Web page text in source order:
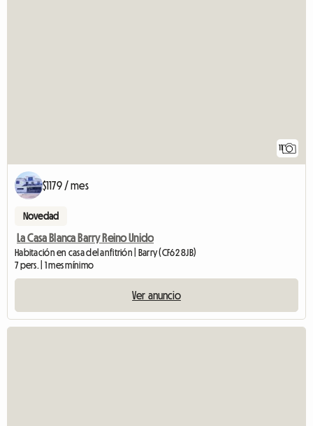
11
$1179 / mes
Novedad
La Casa Blanca Barry Reino Unido
Habitación en casa del anfitrión | Barry (CF62 8JB)
7 pers. | 1 mes mínimo
Ver anuncio